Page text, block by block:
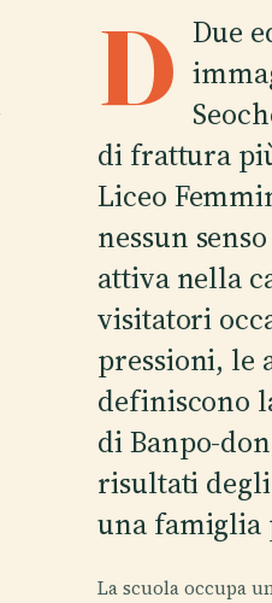
D Due
di frattura
Liceo
nessun
attiva nella
visitatori
pressioni, le
definiscono
di Banpo-
risultati
una famiglia
La scuola occupa